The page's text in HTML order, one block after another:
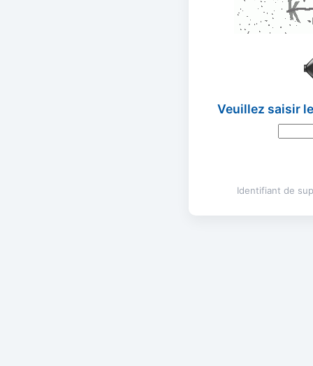
Veuillez saisir
Identifiant de